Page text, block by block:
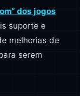
dos jogos
suporte e
melhorias de
serem